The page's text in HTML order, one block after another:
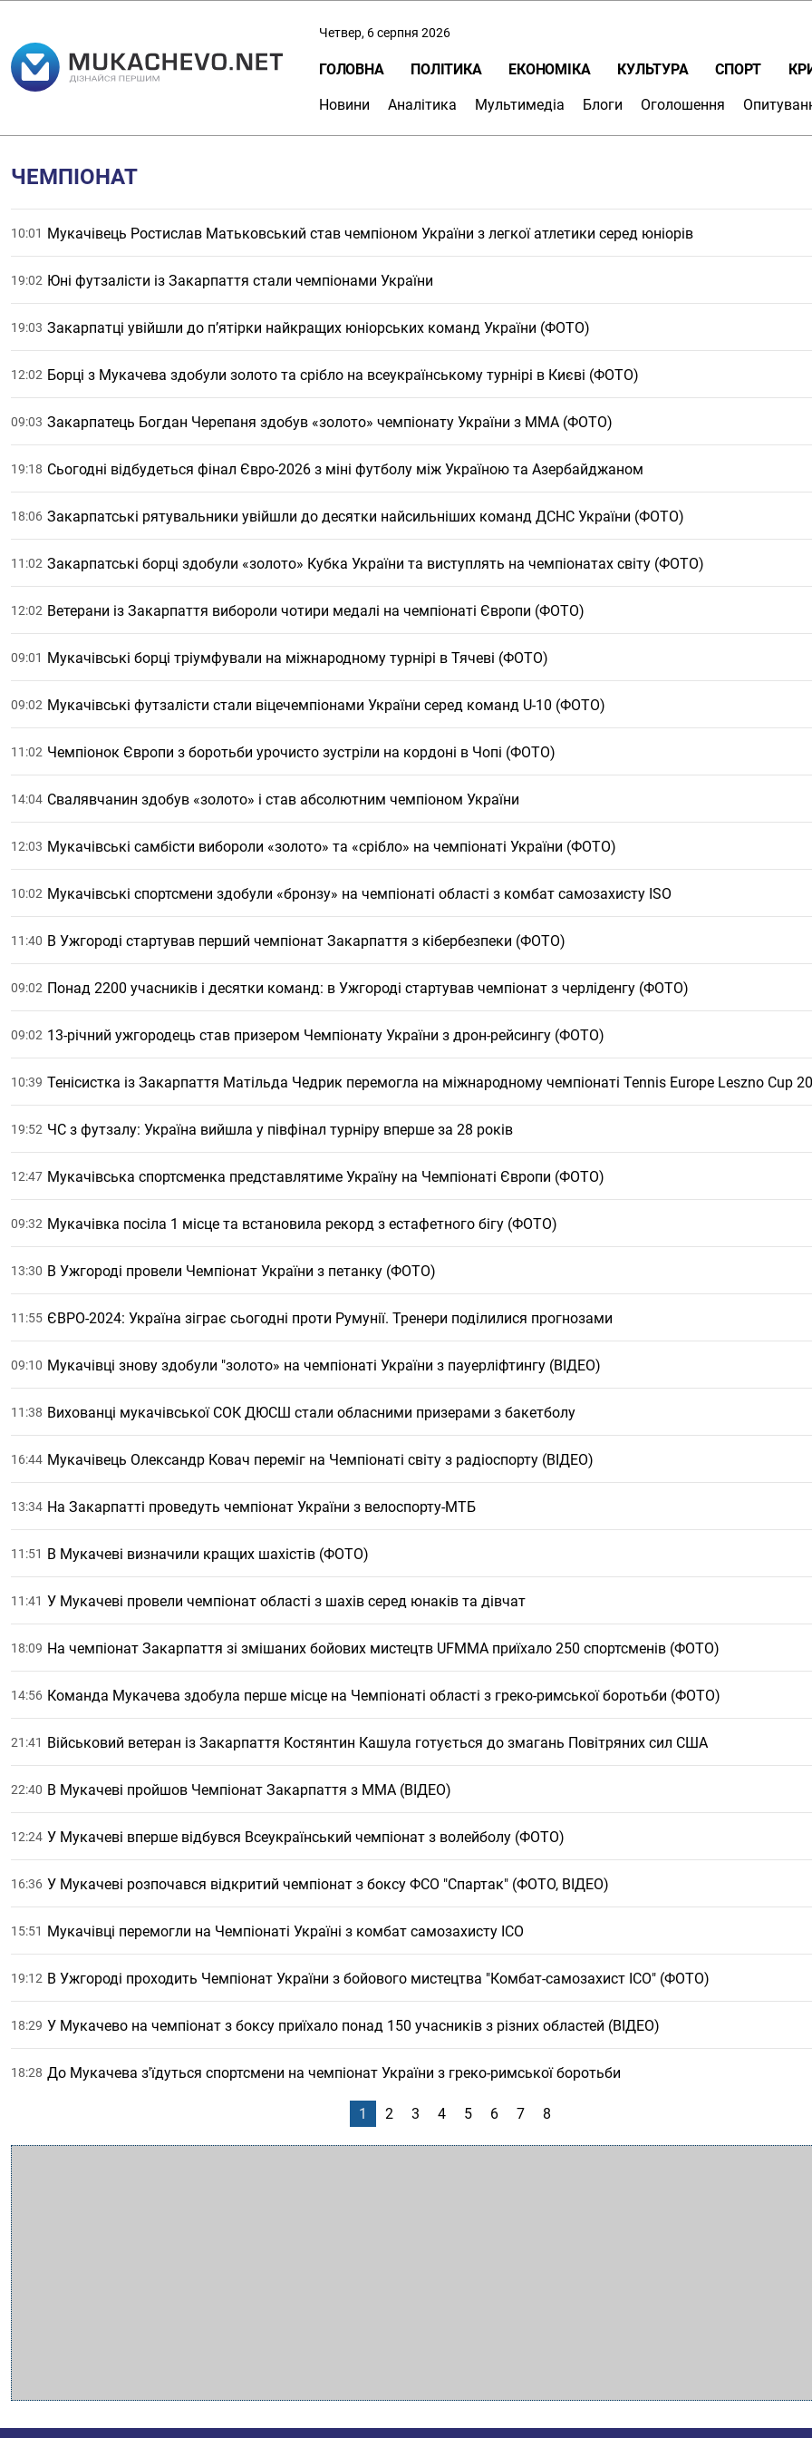
Четвер, 6 серпня 2026
ГОЛОВНА ПОЛІТИКА ЕКОНОМІКА КУЛЬТУРА СПОРТ
Новини Аналітика Мультимедіа Блоги Оголошення
ЧЕМПІОНАТ
10:01 Мукачівець Ростислав Матьковський став чемпіоном України з легкої атлетики серед юніорів
19:02 Юні футзалісти із Закарпаття стали чемпіонами України
19:03 Закарпатці увійшли до п’ятірки найкращих юніорських команд України (ФОТО)
12:02 Борці з Мукачева здобули золото та срібло на всеукраїнському турнірі в Києві (ФОТО)
09:03 Закарпатець Богдан Черепаня здобув «золото» чемпіонату України з ММА (ФОТО)
19:18 Сьогодні відбудеться фінал Євро-2026 з міні футболу між Україною та Азербайджаном
18:06 Закарпатські рятувальники увійшли до десятки найсильніших команд ДСНС України (ФОТО)
11:02 Закарпатські борці здобули «золото» Кубка України та виступлять на чемпіонатах світу (ФОТО)
12:02 Ветерани із Закарпаття вибороли чотири медалі на чемпіонаті Європи (ФОТО)
09:01 Мукачівські борці тріумфували на міжнародному турнірі в Тячеві (ФОТО)
09:02 Мукачівські футзалісти стали віцечемпіонами України серед команд U-10 (ФОТО)
11:02 Чемпіонок Європи з боротьби урочисто зустріли на кордоні в Чопі (ФОТО)
14:04 Свалявчанин здобув «золото» і став абсолютним чемпіоном України
12:03 Мукачівські самбісти вибороли «золото» та «срібло» на чемпіонаті України (ФОТО)
10:02 Мукачівські спортсмени здобули «бронзу» на чемпіонаті області з комбат самозахисту ISO
11:40 В Ужгороді стартував перший чемпіонат Закарпаття з кібербезпеки (ФОТО)
09:02 Понад 2200 учасників і десятки команд: в Ужгороді стартував чемпіонат з черліденгу (ФОТО)
09:02 13-річний ужгородець став призером Чемпіонату України з дрон-рейсингу (ФОТО)
10:39 Тенісистка із Закарпаття Матільда Чедрик перемогла на міжнародному чемпіонаті Tennis Europe Leszno Cup
19:52 ЧС з футзалу: Україна вийшла у півфінал турніру вперше за 28 років
12:47 Мукачівська спортсменка представлятиме Україну на Чемпіонаті Європи (ФОТО)
09:32 Мукачівка посіла 1 місце та встановила рекорд з естафетного бігу (ФОТО)
13:30 В Ужгороді провели Чемпіонат України з петанку (ФОТО)
11:55 ЄВРО-2024: Україна зіграє сьогодні проти Румунії. Тренери поділилися прогнозами
09:10 Мукачівці знову здобули "золото» на чемпіонаті України з пауерліфтингу (ВІДЕО)
11:38 Вихованці мукачівської СОК ДЮСШ стали обласними призерами з бакетболу
16:44 Мукачівець Олександр Ковач переміг на Чемпіонаті світу з радіоспорту (ВІДЕО)
13:34 На Закарпатті проведуть чемпіонат України з велоспорту-МТБ
11:51 В Мукачеві визначили кращих шахістів (ФОТО)
11:41 У Мукачеві провели чемпіонат області з шахів серед юнаків та дівчат
18:09 На чемпіонат Закарпаття зі змішаних бойових мистецтв UFMMA приїхало 250 спортсменів (ФОТО)
14:56 Команда Мукачева здобула перше місце на Чемпіонаті області з греко-римської боротьби (ФОТО)
21:41 Військовий ветеран із Закарпаття Костянтин Кашула готується до змагань Повітряних сил США
22:40 В Мукачеві пройшов Чемпіонат Закарпаття з ММА (ВІДЕО)
12:24 У Мукачеві вперше відбувся Всеукраїнський чемпіонат з волейболу (ФОТО)
16:36 У Мукачеві розпочався відкритий чемпіонат з боксу ФСО "Спартак" (ФОТО, ВІДЕО)
15:51 Мукачівці перемогли на Чемпіонаті Україні з комбат самозахисту ICO
19:12 В Ужгороді проходить Чемпіонат України з бойового мистецтва "Комбат-самозахист ІСО" (ФОТО)
18:29 У Мукачево на чемпіонат з боксу приїхало понад 150 учасників з різних областей (ВІДЕО)
18:28 До Мукачева з'їдуться спортсмени на чемпіонат України з греко-римської боротьби
1 2 3 4 5 6 7 8